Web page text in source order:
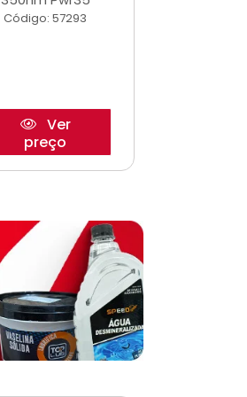
Código: 57293
Ver
preço